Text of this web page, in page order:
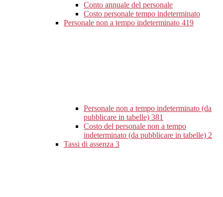
Conto annuale del personale
Costo personale tempo indeterminato
Personale non a tempo indeterminato 419
Personale non a tempo indeterminato (da
pubblicare in tabelle) 381
Costo del personale non a tempo
indeterminato (da pubblicare in tabelle) 2
Tassi di assenza 3